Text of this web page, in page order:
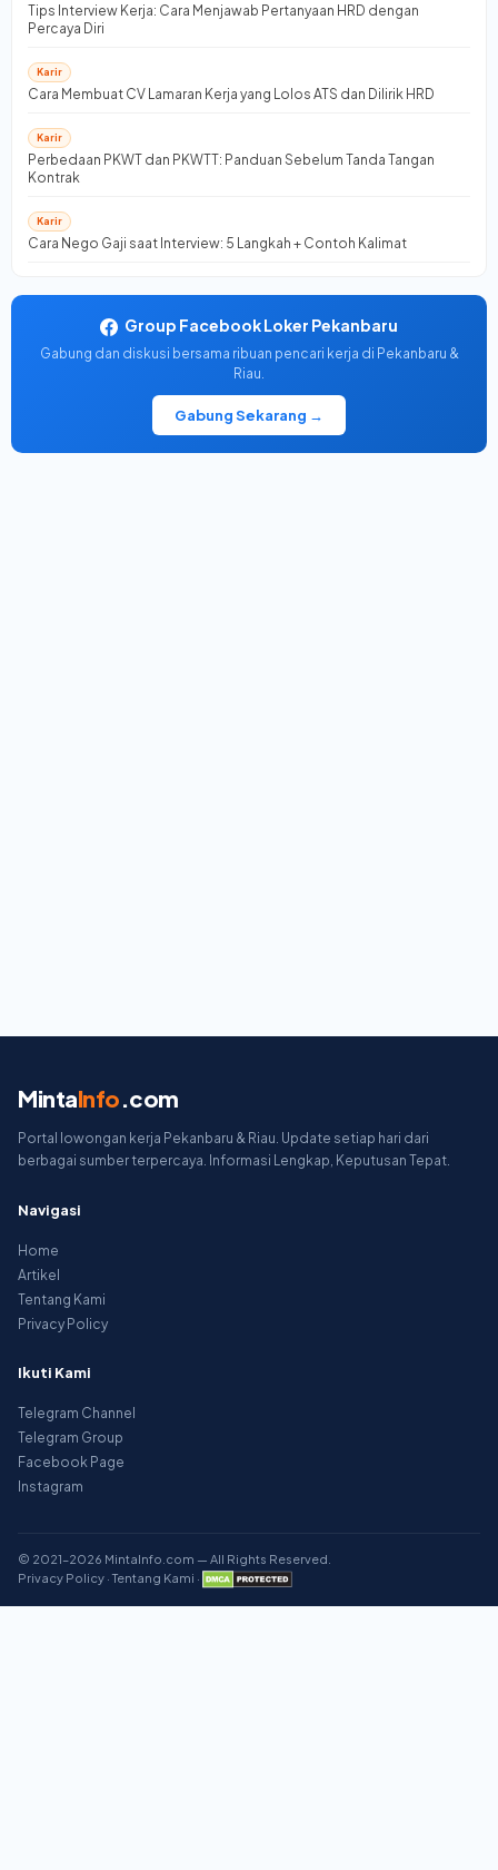
Tips Interview Kerja: Cara Menjawab Pertanyaan HRD dengan
Percaya Diri
Karir
Cara Membuat CV Lamaran Kerja yang Lolos ATS dan Dilirik HRD
Karir
Perbedaan PKWT dan PKWTT: Panduan Sebelum Tanda Tangan
Kontrak
Karir
Cara Nego Gaji saat Interview: 5 Langkah + Contoh Kalimat
Group Facebook Loker Pekanbaru
Gabung dan diskusi bersama ribuan pencari kerja di Pekanbaru &
Riau.
Gabung Sekarang →
MintaInfo.com
Portal lowongan kerja Pekanbaru & Riau. Update setiap hari dari
berbagai sumber terpercaya. Informasi Lengkap, Keputusan Tepat.
Navigasi
Home
Artikel
Tentang Kami
Privacy Policy
Ikuti Kami
Telegram Channel
Telegram Group
Facebook Page
Instagram
© 2021–2026 MintaInfo.com — All Rights Reserved.
Privacy Policy · Tentang Kami ·